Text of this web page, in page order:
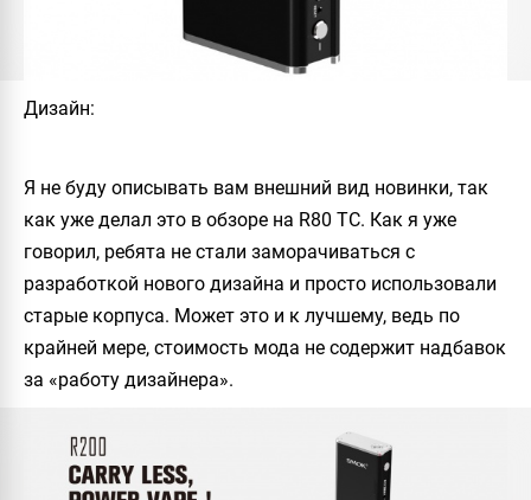
Дизайн:
Я не буду описывать вам внешний вид новинки, так
как уже делал это в обзоре на R80 TC. Как я уже
говорил, ребята не стали заморачиваться с
разработкой нового дизайна и просто использовали
старые корпуса. Может это и к лучшему, ведь по
крайней мере, стоимость мода не содержит надбавок
за «работу дизайнера».